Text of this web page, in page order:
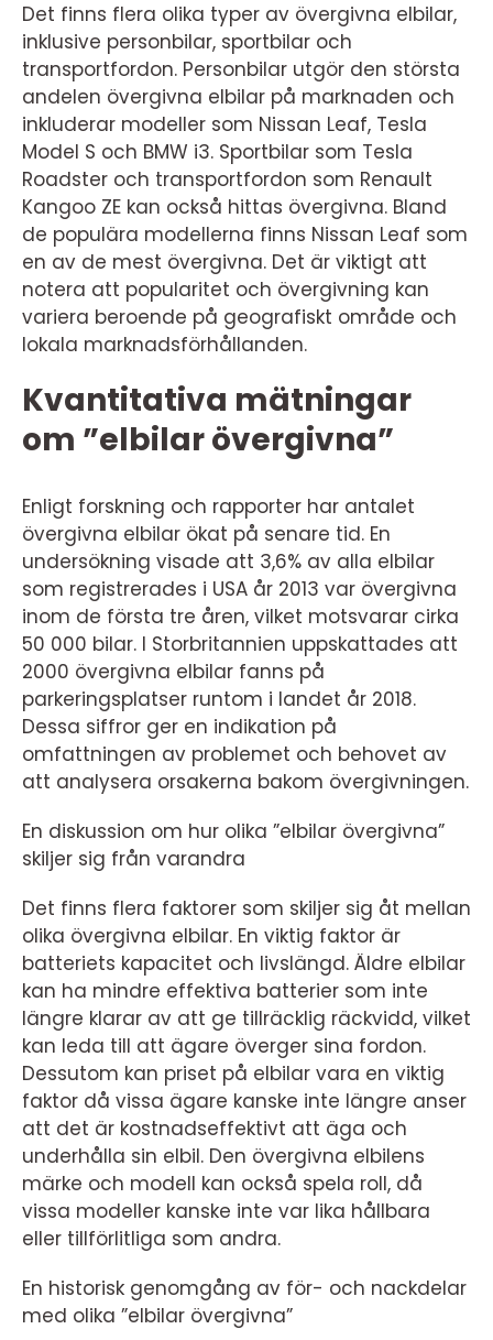
Det finns flera olika typer av övergivna elbilar,
inklusive personbilar, sportbilar och
transportfordon. Personbilar utgör den största
andelen övergivna elbilar på marknaden och
inkluderar modeller som Nissan Leaf, Tesla
Model S och BMW i3. Sportbilar som Tesla
Roadster och transportfordon som Renault
Kangoo ZE kan också hittas övergivna. Bland
de populära modellerna finns Nissan Leaf som
en av de mest övergivna. Det är viktigt att
notera att popularitet och övergivning kan
variera beroende på geografiskt område och
lokala marknadsförhållanden.
Kvantitativa mätningar
om ”elbilar övergivna”
Enligt forskning och rapporter har antalet
övergivna elbilar ökat på senare tid. En
undersökning visade att 3,6% av alla elbilar
som registrerades i USA år 2013 var övergivna
inom de första tre åren, vilket motsvarar cirka
50 000 bilar. I Storbritannien uppskattades att
2000 övergivna elbilar fanns på
parkeringsplatser runtom i landet år 2018.
Dessa siffror ger en indikation på
omfattningen av problemet och behovet av
att analysera orsakerna bakom övergivningen.
En diskussion om hur olika ”elbilar övergivna”
skiljer sig från varandra
Det finns flera faktorer som skiljer sig åt mellan
olika övergivna elbilar. En viktig faktor är
batteriets kapacitet och livslängd. Äldre elbilar
kan ha mindre effektiva batterier som inte
längre klarar av att ge tillräcklig räckvidd, vilket
kan leda till att ägare överger sina fordon.
Dessutom kan priset på elbilar vara en viktig
faktor då vissa ägare kanske inte längre anser
att det är kostnadseffektivt att äga och
underhålla sin elbil. Den övergivna elbilens
märke och modell kan också spela roll, då
vissa modeller kanske inte var lika hållbara
eller tillförlitliga som andra.
En historisk genomgång av för- och nackdelar
med olika ”elbilar övergivna”